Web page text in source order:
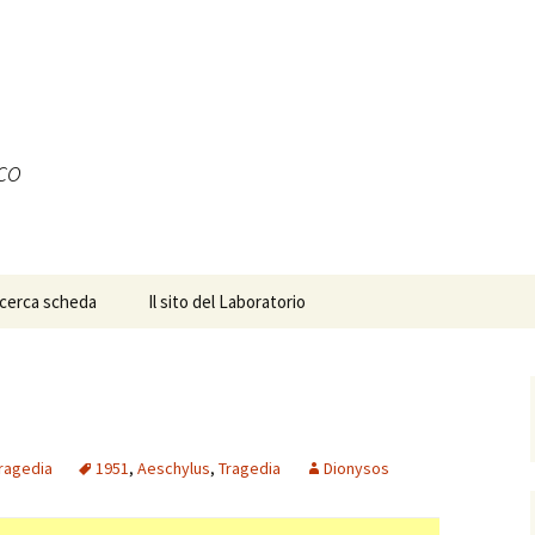
scheda Il sito del Laboratorio
1951, Aeschylus, Tragedia Dionysos